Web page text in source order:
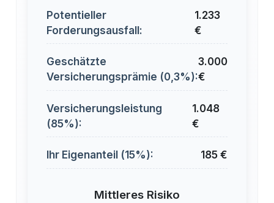
Potentieller
Forderungsausfall:
1.233
€
Geschätzte
Versicherungsprämie (0,3%):
3.000
€
Versicherungsleistung
(85%):
1.048
€
Ihr Eigenanteil (15%): 185 €
Mittleres Risiko